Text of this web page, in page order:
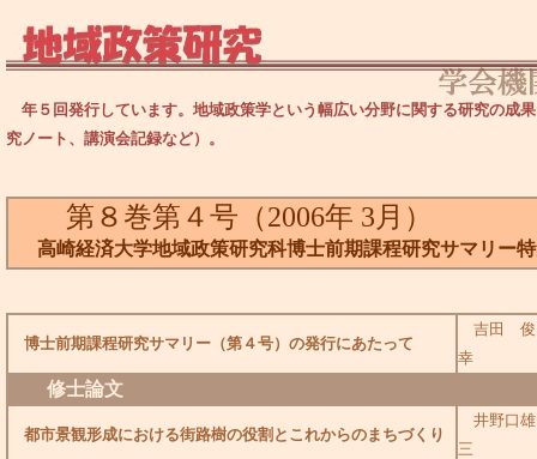
年５回発行しています。地域政策学という幅広い分野に関する研究の成
究ノート、講演会記録など）。
第８巻第４号（2006年 3月）
高崎経済大学地域政策研究科博士前期課程研究サマリー
博士前期課程研究サマリー（第４号）の発行にあたって
吉田 俊
幸
修士論文
都市景観形成における街路樹の役割とこれからのまちづくり
井野口雄
三